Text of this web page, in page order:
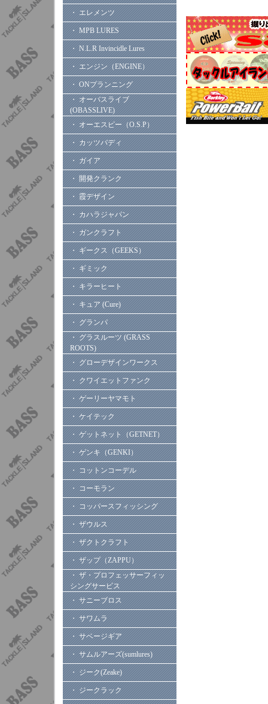
・ エレメンツ
・ MPB LURES
・ N.L.R Invincidle Lures
・ エンジン（ENGINE）
・ ONプランニング
・ オーバスライブ
(OBASSLIVE)
・ オーエスピー（O.S.P）
・ カッツバディ
・ ガイア
・ 開発クランク
・ 霞デザイン
・ カハラジャパン
・ ガンクラフト
・ ギークス（GEEKS）
・ ギミック
・ キラーヒート
・ キュア (Cure)
・ グランパ
・ グラスルーツ (GRASS
ROOTS)
・ グローデザインワークス
・ クワイエットファンク
・ ゲーリーヤマモト
・ ケイテック
・ ゲットネット（GETNET）
・ ゲンキ（GENKI）
・ コットンコーデル
・ コーモラン
・ コッパースフィッシング
・ ザウルス
・ ザクトクラフト
・ ザップ（ZAPPU）
・ ザ・プロフェッサーフィッ
シングサービス
・ サニーブロス
・ サワムラ
・ サベージギア
・ サムルアーズ(sumlures)
・ ジーク(Zeake)
・ ジークラック